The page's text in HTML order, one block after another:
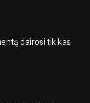
dairosi tik kas